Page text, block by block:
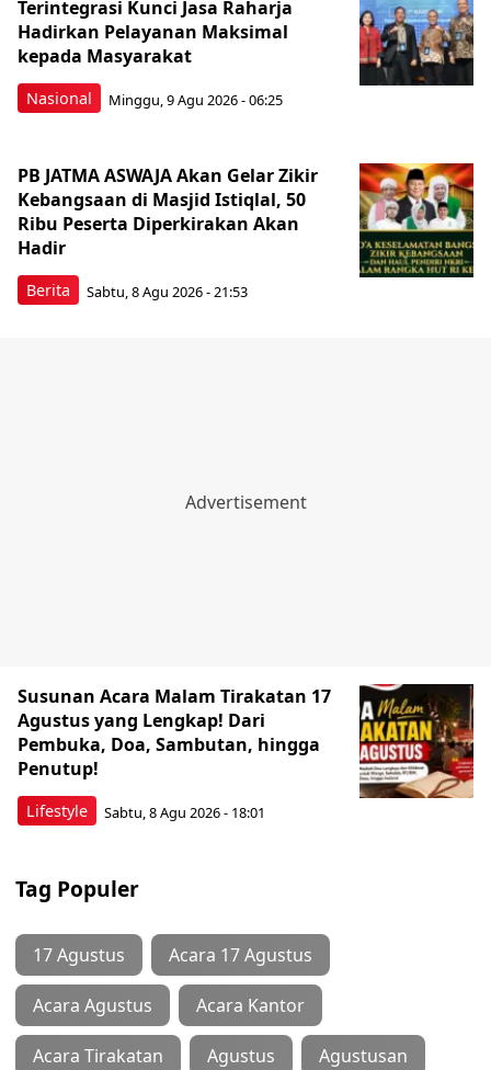
Nasional
Terintegrasi Kunci Jasa Raharja
Hadirkan Pelayanan Maksimal
kepada Masyarakat
Minggu, 9 Agu 2026 - 06:25
Berita
PB JATMA ASWAJA Akan Gelar Zikir
Kebangsaan di Masjid Istiqlal, 50
Ribu Peserta Diperkirakan Akan
Hadir
Sabtu, 8 Agu 2026 - 21:53
Lifestyle
Susunan Acara Malam Tirakatan 17
Agustus yang Lengkap! Dari
Pembuka, Doa, Sambutan, hingga
Penutup!
Sabtu, 8 Agu 2026 - 18:01
Tag Populer
17 Agustus Acara 17 Agustus
Acara Agustus Acara Kantor
Acara Tirakatan Agustus Agustusan